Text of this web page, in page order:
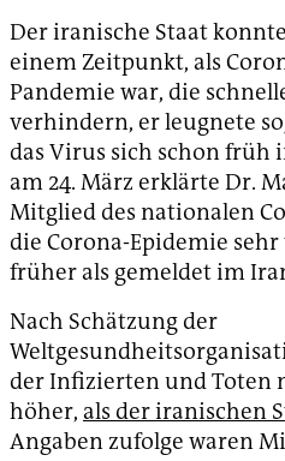
Der iranische Staat
einem Zeitpunkt, als
Pandemie war, die
verhindern, er leugnete
das Virus sich schon früh
am 24. März erklärte Dr.
Mitglied des nationalen
die Corona-Epidemie
früher als gemeldet im
Nach Schätzung der
der Infizierten und Toten
höher, als der iranischen
Angaben zufolge waren